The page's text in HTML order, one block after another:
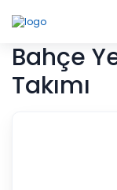
Bahçe
Takımı